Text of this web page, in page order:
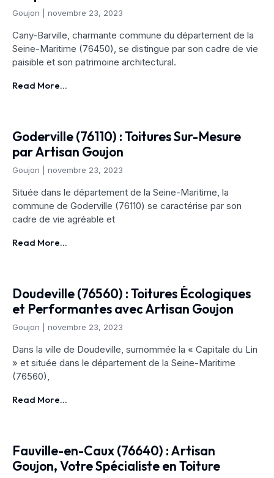
Goujon novembre 23, 2023
Cany-Barville, charmante commune du département de la
Seine-Maritime (76450), se distingue par son cadre de vie
paisible et son patrimoine architectural.
Read More...
Goderville (76110) : Toitures Sur-Mesure
par Artisan Goujon
Goujon novembre 23, 2023
Située dans le département de la Seine-Maritime, la
commune de Goderville (76110) se caractérise par son
cadre de vie agréable et
Read More...
Doudeville (76560) : Toitures Écologiques
et Performantes avec Artisan Goujon
Goujon novembre 23, 2023
Dans la ville de Doudeville, surnommée la « Capitale du Lin
» et située dans le département de la Seine-Maritime
(76560),
Read More...
Fauville-en-Caux (76640) : Artisan
Goujon, Votre Spécialiste en Toiture